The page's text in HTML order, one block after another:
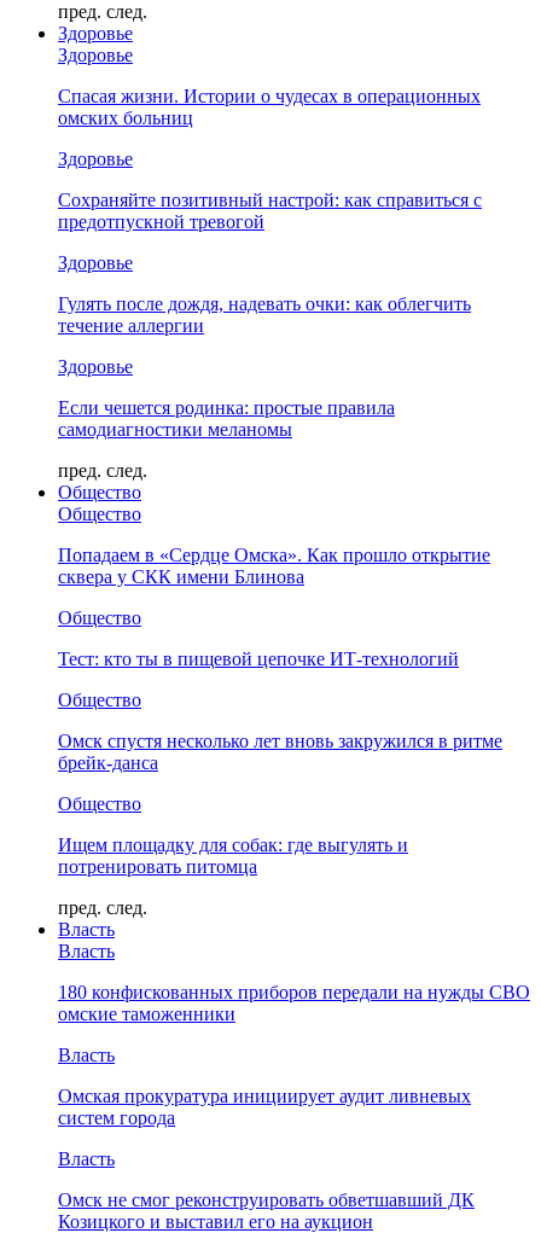
пред. след.
Здоровье
Здоровье
Спасая жизни. Истории о чудесах в операционных
омских больниц
Здоровье
Сохраняйте позитивный настрой: как справиться с
предотпускной тревогой
Здоровье
Гулять после дождя, надевать очки: как облегчить
течение аллергии
Здоровье
Если чешется родинка: простые правила
самодиагностики меланомы
пред. след.
Общество
Общество
Попадаем в «Сердце Омска». Как прошло открытие
сквера у СКК имени Блинова
Общество
Тест: кто ты в пищевой цепочке ИТ-технологий
Общество
Омск спустя несколько лет вновь закружился в ритме
брейк-данса
Общество
Ищем площадку для собак: где выгулять и
потренировать питомца
пред. след.
Власть
Власть
180 конфискованных приборов передали на нужды СВО
омские таможенники
Власть
Омская прокуратура инициирует аудит ливневых
систем города
Власть
Омск не смог реконструировать обветшавший ДК
Козицкого и выставил его на аукцион